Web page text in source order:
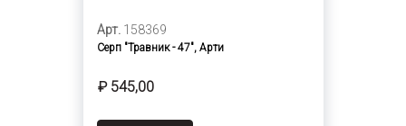
Арт. 158369
Серп "Травник - 47", Арти
₽ 545,00